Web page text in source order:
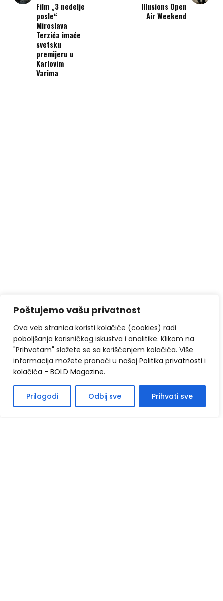
Poštujemo vašu privatnost
Ova veb stranica koristi kolačiće (cookies) radi
poboljšanja korisničkog iskustva i analitike. Klikom na
"Prihvatam" slažete se sa korišćenjem kolačića. Više
informacija možete pronaći u našoj Politika privatnosti i
kolačića - BOLD Magazine.
Prilagodi Odbij sve Prihvati sve
Film „3 nedelje
posle“
Miroslava
Terzića imaće
svetsku
premijeru u
Karlovim
Varima
Illusions Open
Air Weekend